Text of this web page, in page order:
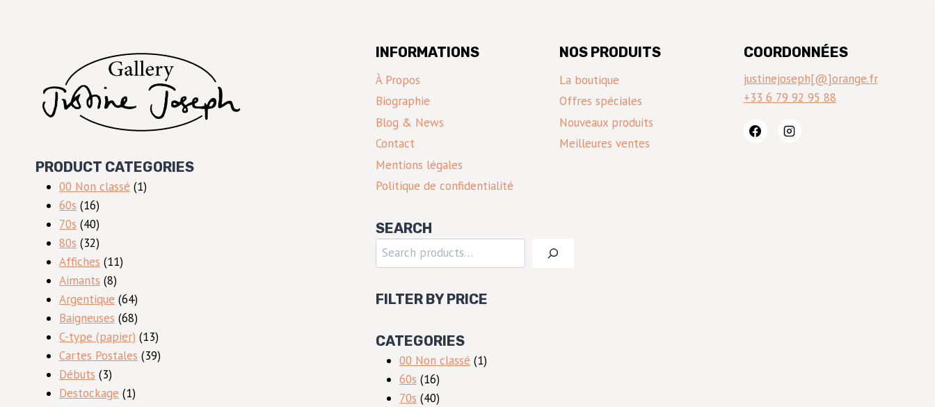
PRODUCT CATEGORIES
00 Non classé 11
60s 1616
produits
70s 4040
produits
80s 3232
produits
Affiches 1111
Aimants 88
produits
Argentique 6464
produits
Baigneuses 6868
produits
C-type (papier) 1313
produits
Cartes Postales 3939
Débuts 33
produits
Destockage 11
INFORMATIONS
À Propos
Biographie
Blog & News
Contact
Mentions légales
Politique de confidentialité
SEARCH
Rechercher
FILTER BY PRICE
CATEGORIES
00 Non classé 11
60s 1616
produits
70s 4040
NOS PRODUITS
La boutique
Offres spéciales
Nouveaux produits
Meilleures ventes
COORDONNÉES
justinejoseph[@]orange.fr
+33 6 79 92 95 88